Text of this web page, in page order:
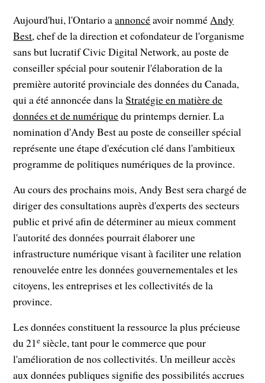
Aujourd'hui, l'Ontario aannoncéavoir nomméAndy
Best, chef de la direction et cofondateur de l'organisme
sans but lucratif Civic Digital Network, au poste de
conseiller spécial pour soutenir l'élaboration de la
première autorité provinciale des données du Canada,
qui a été annoncée dans laStratégie en matière de
données et de numériquedu printemps dernier. La
nomination d'Andy Best au poste de conseiller spécial
représente une étape d'exécution clé dans l'ambitieux
programme de politiques numériques de la province.
Au cours des prochains mois, Andy Best sera chargé de
diriger des consultations auprès d'experts des secteurs
public et privé afin de déterminer au mieux comment
l'autorité des données pourrait élaborer une
infrastructure numérique visant à faciliter une relation
renouvelée entre les données gouvernementales et les
citoyens, les entreprises et les collectivités de la
province.
Les données constituent la ressource la plus précieuse
du 21e siècle, tant pour le commerce que pour
l'amélioration de nos collectivités. Un meilleur accès
aux données publiques signifie des possibilités accrues